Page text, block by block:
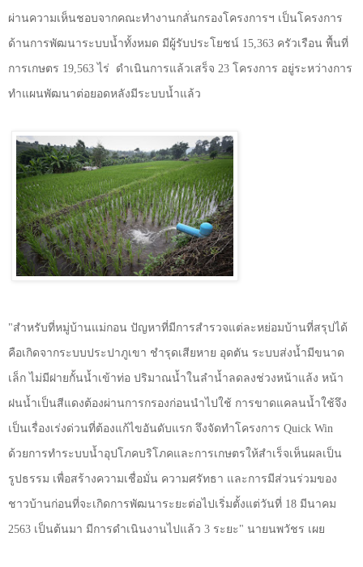
ผ่านความเห็นชอบจากคณะทำงานกลั่นกรองโครงการฯ เป็นโครงการ
ด้านการพัฒนาระบบน้ำทั้งหมด มีผู้รับประโยชน์ 15,363 ครัวเรือน พื้นที่
การเกษตร 19,563 ไร่ ดำเนินการแล้วเสร็จ 23 โครงการ อยู่ระหว่างการ
ทำแผนพัฒนาต่อยอดหลังมีระบบน้ำแล้ว
"สำหรับที่หมู่บ้านแม่กอน ปัญหาที่มีการสำรวจแต่ละหย่อมบ้านที่สรุปได้
คือเกิดจากระบบประปาภูเขา ชำรุดเสียหาย อุดตัน ระบบส่งน้ำมีขนาด
เล็ก ไม่มีฝายกั้นน้ำเข้าท่อ ปริมาณน้ำในลำน้ำลดลงช่วงหน้าแล้ง หน้า
ฝนน้ำเป็นสีแดงต้องผ่านการกรองก่อนนำไปใช้ การขาดแคลนน้ำใช้จึง
เป็นเรื่องเร่งด่วนที่ต้องแก้ไขอันดับแรก จึงจัดทำโครงการ Quick Win
ด้วยการทำระบบน้ำอุปโภคบริโภคและการเกษตรให้สำเร็จเห็นผลเป็น
รูปธรรม เพื่อสร้างความเชื่อมั่น ความศรัทธา และการมีส่วนร่วมของ
ชาวบ้านก่อนที่จะเกิดการพัฒนาระยะต่อไปเริ่มตั้งแต่วันที่ 18 มีนาคม
2563 เป็นต้นมา มีการดำเนินงานไปแล้ว 3 ระยะ" นายนพวัชร เผย